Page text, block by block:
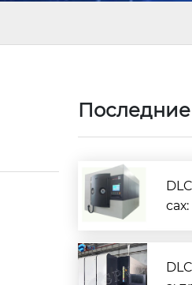
Последние